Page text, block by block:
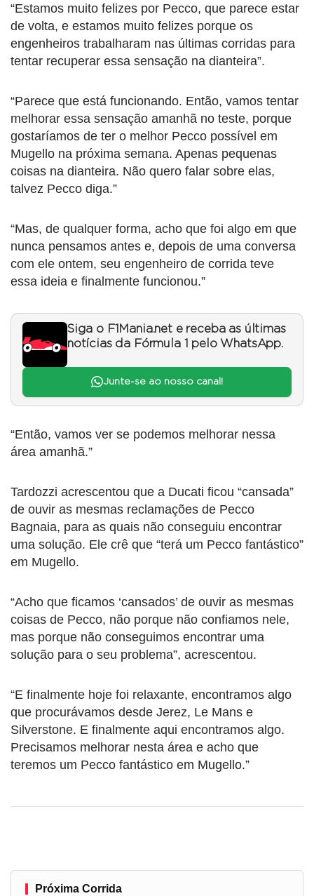
“Estamos muito felizes por Pecco, que parece estar
de volta, e estamos muito felizes porque os
engenheiros trabalharam nas últimas corridas para
tentar recuperar essa sensação na dianteira”.
“Parece que está funcionando. Então, vamos tentar
melhorar essa sensação amanhã no teste, porque
gostaríamos de ter o melhor Pecco possível em
Mugello na próxima semana. Apenas pequenas
coisas na dianteira. Não quero falar sobre elas,
talvez Pecco diga.”
“Mas, de qualquer forma, acho que foi algo em que
nunca pensamos antes e, depois de uma conversa
com ele ontem, seu engenheiro de corrida teve
essa ideia e finalmente funcionou.”
Siga o F1Mania.net e receba as últimas
notícias da Fórmula 1 pelo WhatsApp.
Junte-se ao nosso canal!
“Então, vamos ver se podemos melhorar nessa
área amanhã.”
Tardozzi acrescentou que a Ducati ficou “cansada”
de ouvir as mesmas reclamações de Pecco
Bagnaia, para as quais não conseguiu encontrar
uma solução. Ele crê que “terá um Pecco fantástico”
em Mugello.
“Acho que ficamos ‘cansados’ de ouvir as mesmas
coisas de Pecco, não porque não confiamos nele,
mas porque não conseguimos encontrar uma
solução para o seu problema”, acrescentou.
“E finalmente hoje foi relaxante, encontramos algo
que procurávamos desde Jerez, Le Mans e
Silverstone. E finalmente aqui encontramos algo.
Precisamos melhorar nesta área e acho que
teremos um Pecco fantástico em Mugello.”
Próxima Corrida